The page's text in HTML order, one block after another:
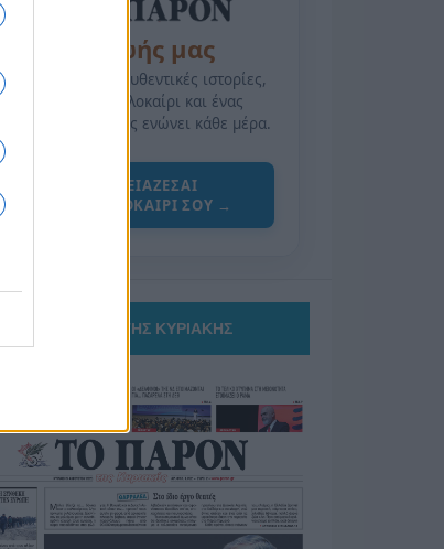
της Ζωής μας
Οι άνθρωποι, οι αυθεντικές ιστορίες,
το ελληνικό καλοκαίρι και ένας
πολιτισμός που μας ενώνει κάθε μέρα.
ΟΣΑ ΧΡΕΙΑΖΕΣΑΙ
ΓΙΑ ΤΟ ΚΑΛΟΚΑΙΡΙ ΣΟΥ →
ΤΟ ΠΑΡΟΝ ΤΗΣ ΚΥΡΙΑΚΗΣ